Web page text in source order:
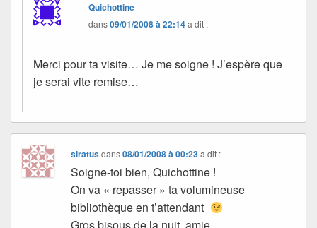
Quichottine
dans09/01/2008 à 22:14a dit :
Merci pour ta visite… Je me soigne ! J’espère que
je serai vite remise…
siratusdans08/01/2008 à 00:23 a dit :
Soigne-toi bien, Quichottine !
On va « repasser » ta volumineuse
bibliothèque en t’attendant